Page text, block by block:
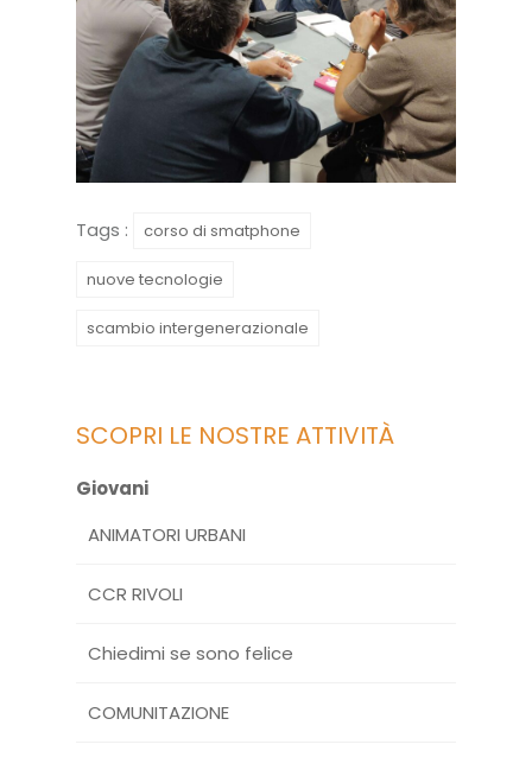
Tags : corso di smatphone
nuove tecnologie
scambio intergenerazionale
SCOPRI LE NOSTRE ATTIVITÀ
Giovani
ANIMATORI URBANI
CCR RIVOLI
Chiedimi se sono felice
COMUNITAZIONE